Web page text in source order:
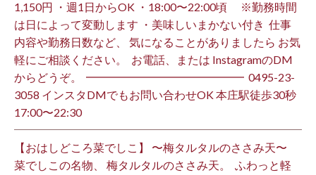
1,150円 ・週1日からOK ・18:00〜22:00頃 ※勤務時間
は日によって変動します ・美味しいまかない付き ⁡ 仕事
内容や勤務日数など、 気になることがありましたら お気
軽にご相談ください。 ⁡ お電話、または InstagramのDM
からどうぞ。 ⁡ ━━━━━━━━━━━━━━ ⁡ ️0495-23-
3058 インスタDMでもお問い合わせOK 本庄駅徒歩30秒
17:00〜22:30 ⁡
【おはしどころ菜でしこ】 〜梅タルタルのささみ天〜 ⁡
菜でしこの名物、 梅タルタルのささみ天。 ⁡ ふわっと軽